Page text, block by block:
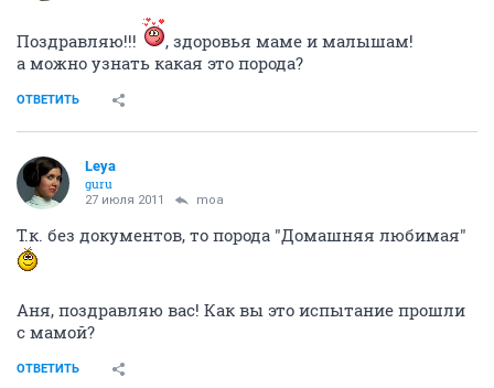
Поздравляю!!!
, здоровья маме и малышам!
а можно узнать какая это порода?
ОТВЕТИТЬ
Leya
guru
27 июля 2011 moa
Т.к. без документов, то порода "Домашняя любимая"
Аня, поздравляю вас! Как вы это испытание прошли
с мамой?
ОТВЕТИТЬ